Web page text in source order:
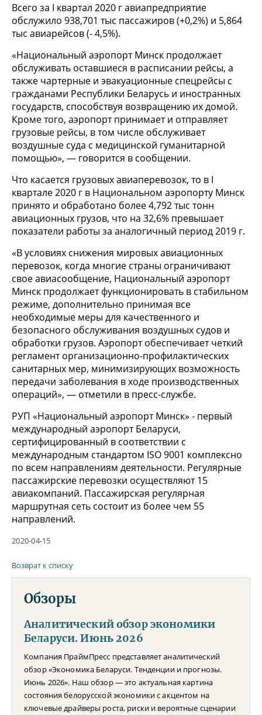
Всего за I квартал 2020 г авиапредприятие
обслужило 938,701 тыс пассажиров (+0,2%) и 5,864
тыс авиарейсов (- 4,5%).
«Национальный аэропорт Минск продолжает
обслуживать оставшиеся в расписании рейсы, а
также чартерные и эвакуационные спецрейсы с
гражданами Республики Беларусь и иностранных
государств, способствуя возвращению их домой.
Кроме того, аэропорт принимает и отправляет
грузовые рейсы, в том числе обслуживает
воздушные суда с медицинской гуманитарной
помощью», — говорится в сообщении.
Что касается грузовых авиаперевозок, то в I
квартале 2020 г в Национальном аэропорту Минск
принято и обработано более 4,792 тыс тонн
авиационных грузов, что на 32,6% превышает
показатели работы за аналогичный период 2019 г.
«В условиях снижения мировых авиационных
перевозок, когда многие страны ограничивают
свое авиасообщение, Национальный аэропорт
Минск продолжает функционировать в стабильном
режиме, дополнительно принимая все
необходимые меры для качественного и
безопасного обслуживания воздушных судов и
обработки грузов. Аэропорт обеспечивает четкий
регламент организационно-профилактических
санитарных мер, минимизирующих возможность
передачи заболевания в ходе производственных
операций», — отметили в пресс-службе.
РУП «Национальный аэропорт Минск» - первый
международный аэропорт Беларуси,
сертифицированный в соответствии с
международным стандартом ISO 9001 комплексно
по всем направлениям деятельности. Регулярные
пассажирские перевозки осуществляют 15
авиакомпаний. Пассажирская регулярная
маршрутная сеть состоит из более чем 55
направлений.
2020-04-15
Возврат к списку
Обзоры
Аналитический обзор экономики
Беларуси. Июнь 2026
Компания ПраймПресс представляет аналитический
обзор «Экономика Беларуси. Тенденции и прогнозы.
Июнь 2026». Наш обзор — это актуальная картина
состояния белорусской экономики с акцентом на
ключевые драйверы роста, риски и вероятные сценарии